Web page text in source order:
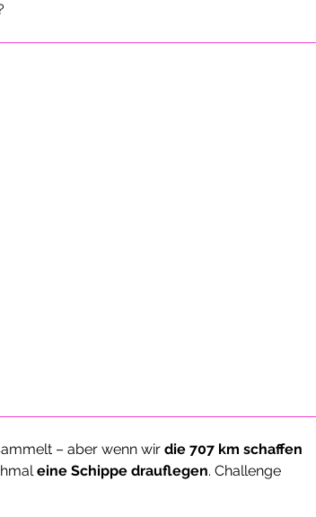
– aber wenn wir die 707 km schaffen
eine Schippe drauflegen. Challenge